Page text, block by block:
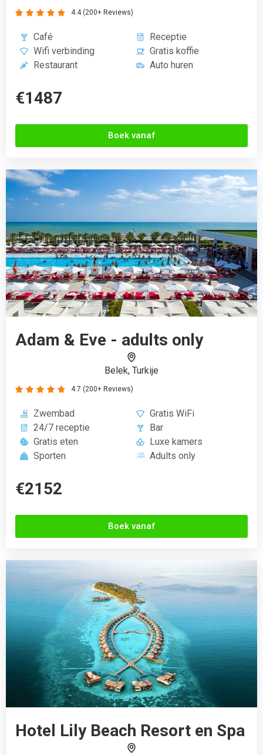
4.4 (200+ Reviews)
    
Café
Receptie
Wifi verbinding
Gratis koffie
Restaurant
Auto huren
€1487
Boek vanaf
Adam & Eve - adults only
Belek, Turkije
4.7 (200+ Reviews)
    
Zwembad
Gratis WiFi
24/7 receptie
Bar
Gratis eten
Luxe kamers
Sporten
Adults only
€2152
Boek vanaf
Hotel Lily Beach Resort en Spa